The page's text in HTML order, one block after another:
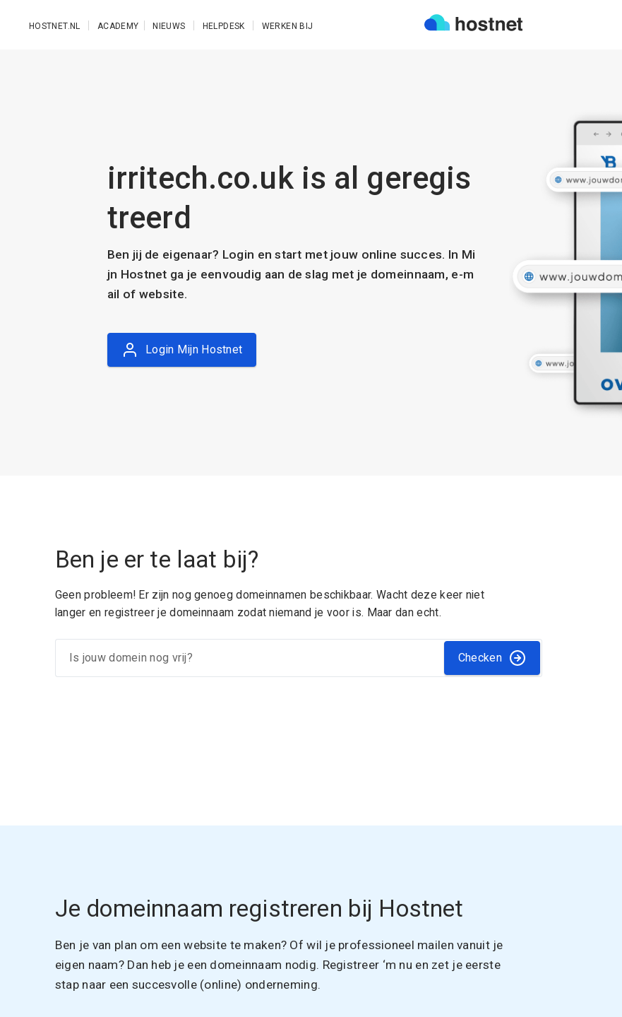
HOSTNET.NL ACADEMY NIEUWS HELPDESK WERKEN BIJ
irritech.co.uk is al geregis
treerd
Ben jij de eigenaar? Login en start met jouw online succes. In Mi
jn Hostnet ga je eenvoudig aan de slag met je domeinnaam, e-m
ail of website.
Login Mijn Hostnet
Ben je er te laat bij?
Geen probleem! Er zijn nog genoeg domeinnamen beschikbaar. Wacht deze keer niet
langer en registreer je domeinnaam zodat niemand je voor is. Maar dan echt.
Checken
Je domeinnaam registreren bij Hostnet
Ben je van plan om een website te maken? Of wil je professioneel mailen vanuit je
eigen naam? Dan heb je een domeinnaam nodig. Registreer ‘m nu en zet je eerste
stap naar een succesvolle (online) onderneming.